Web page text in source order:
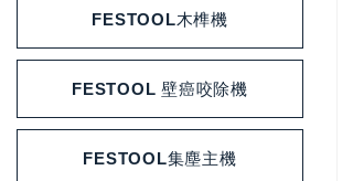
FESTOOL木榫機
FESTOOL 壁癌咬除機
FESTOOL集塵主機